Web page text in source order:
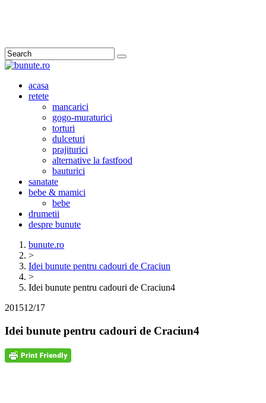
Search
acasa
retete
mancarici
gogo-muraturici
torturi
dulceturi
prajiturici
alternative la fastfood
bauturici
sanatate
bebe & mamici
bebe
drumetii
despre bunute
bunute.ro
>
Idei bunute pentru cadouri de Craciun
>
Idei bunute pentru cadouri de Craciun4
201512/17
Idei bunute pentru cadouri de Craciun4